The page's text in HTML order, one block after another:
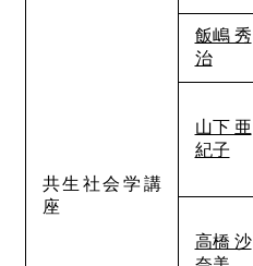
共生社会学講
座
飯嶋 秀
治
山下 亜
紀子
高橋 沙